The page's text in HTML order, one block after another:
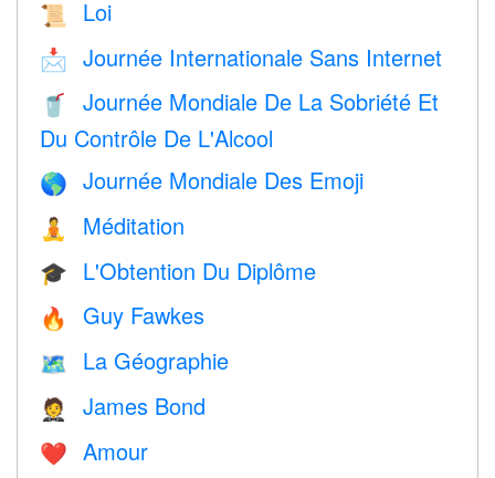
📜 Loi
📩 Journée Internationale Sans Internet
🥤
Journée Mondiale De La Sobriété Et
Du Contrôle De L'Alcool
🌎 Journée Mondiale Des Emoji
🧘 Méditation
🎓 L'Obtention Du Diplôme
🔥 Guy Fawkes
🗺 La Géographie
🤵 James Bond
❤️️ Amour